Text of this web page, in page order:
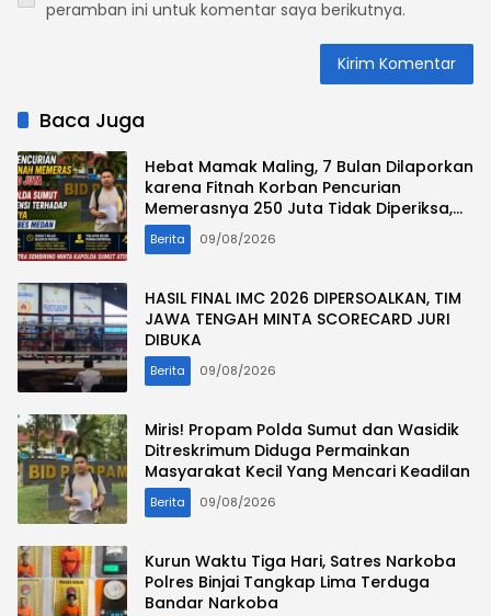
peramban ini untuk komentar saya berikutnya.
Baca Juga
Hebat Mamak Maling, 7 Bulan Dilaporkan
karena Fitnah Korban Pencurian
Memerasnya 250 Juta Tidak Diperiksa,
Korban Meminta Kapolda Sumut
Memberikan Atensi
Berita 09/08/2026
HASIL FINAL IMC 2026 DIPERSOALKAN, TIM
JAWA TENGAH MINTA SCORECARD JURI
DIBUKA
Berita 09/08/2026
Miris! Propam Polda Sumut dan Wasidik
Ditreskrimum Diduga Permainkan
Masyarakat Kecil Yang Mencari Keadilan
Berita 09/08/2026
Kurun Waktu Tiga Hari, Satres Narkoba
Polres Binjai Tangkap Lima Terduga
Bandar Narkoba